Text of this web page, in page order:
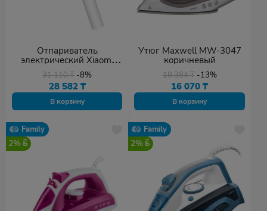
Отпариватель
электрический Xiaomi
Deerma DEM-HS007
31 110₸ -8%
28 582 ₸
В корзину
Утюг Maxwell MW-3047
коричневый
18 384₸ -13%
16 070₸
В корзину
Family
2%
Family
2%